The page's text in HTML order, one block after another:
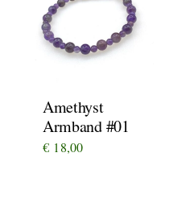
Amethyst
Armband #01
€ 18,00